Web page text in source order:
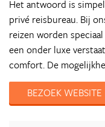
Het antwoord is
privé reisbureau. Bij
reizen worden
een onder luxe
comfort. De
BEZOEK WEBSITE